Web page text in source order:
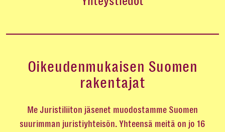
Oikeudenmukaisen Suomen
rakentajat
Me Juristiliiton jäsenet muodostamme Suomen
suurimman juristiyhteisön. Yhteensä meitä on jo 16